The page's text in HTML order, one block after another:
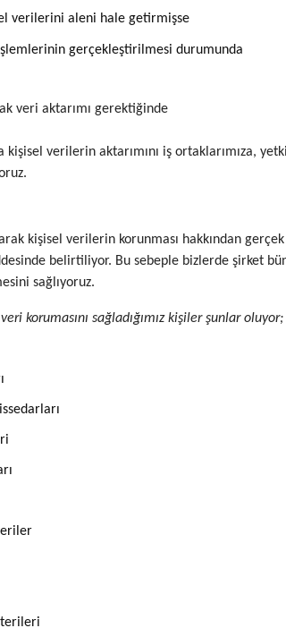
verilerini aleni hale getirmişse
gerçekleştirilmesi durumunda
veri aktarımı gerektiğinde
kişisel verilerin aktarımını iş ortaklarımıza,
kişisel verilerin korunması hakkından
belirtiliyor. Bu sebeple bizlerde şirket
sağlıyoruz.
korumasını sağladığımız kişiler şunlar oluyor;